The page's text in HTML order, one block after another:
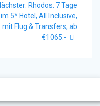
Nächster
Beitrag:
Rhodos: 7 Tage
im 5* Hotel, All Inclusive,
mit Flug & Transfers, ab
€1065.-